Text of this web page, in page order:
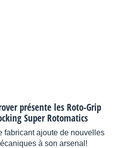
présente les Roto-Grip
Super Rotomatics
fabricant ajoute de nouvelles
à son arsenal!